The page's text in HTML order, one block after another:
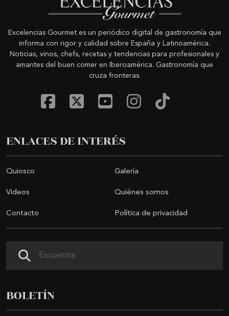
Excelencias Gourmet es un periódico digital de gastronomía que
informa con rigor y calidad sobre España y Latinoamérica.
Noticias, vinos, chefs, recetas y tendencias para profesionales y
amantes del buen comer en Iberoamérica. Gastronomía que
cruza fronteras.
ENLACES DE INTERÉS
Quiosco Galería
Videos Quiénes somos
Contacto Política de privacidad
BOLETÍN